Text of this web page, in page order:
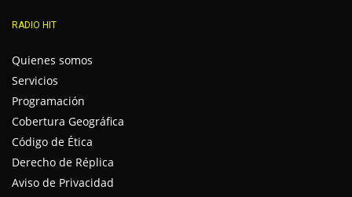
RADIO HIT
Quienes somos
Servicios
Programación
Cobertura Geográfica
Código de Ética
Derecho de Réplica
Aviso de Privacidad